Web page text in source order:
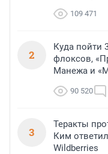
109 471
2
Куда пойти
флоксов,
Манежа и
90 520
3
Теракты
Ким
Wildberries